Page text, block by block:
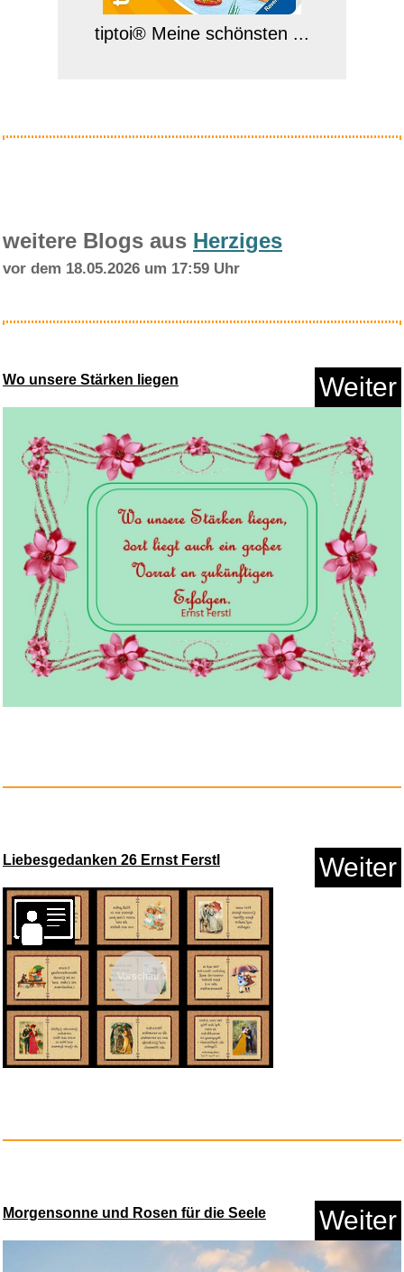
tiptoi® Meine schönsten ...
Gioteck VX4 Wireless Controlle...
Barbie und die geheime Tü...
Die Ehefrau - Was hat sie zu v...
weitere Blogs aus Herziges
vor dem 18.05.2026 um 17:59 Uhr
Wo unsere Stärken liegen Weiter
Liebesgedanken 26 Ernst Ferstl Weiter
Vorschau
Morgensonne und Rosen für die Seele Weiter